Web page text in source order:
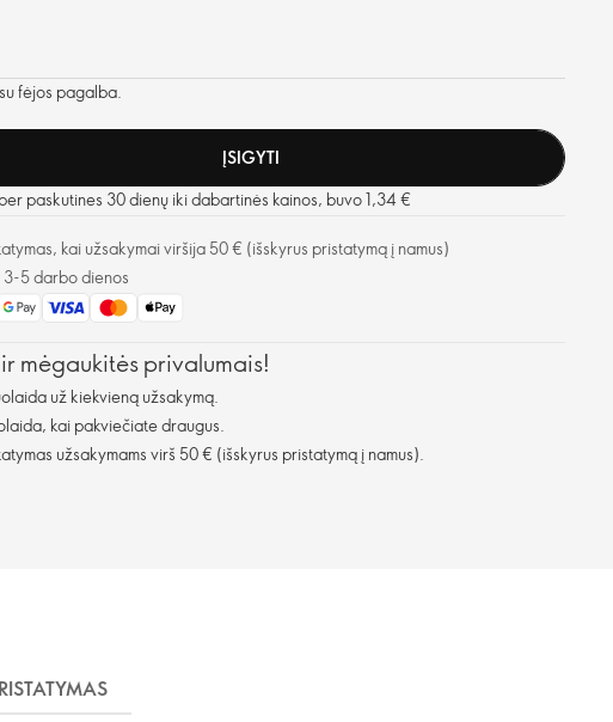
fėjos pagalba.
ĮSIGYTI
paskutines 30 dienų iki dabartinės kainos, buvo 1,34 €
kai užsakymai viršija 50 € (išskyrus pristatymą į namus)
3-5 darbo dienos
mėgaukitės privalumais!
už kiekvieną užsakymą.
kai pakviečiate draugus.
užsakymams virš 50 € (išskyrus pristatymą į namus).